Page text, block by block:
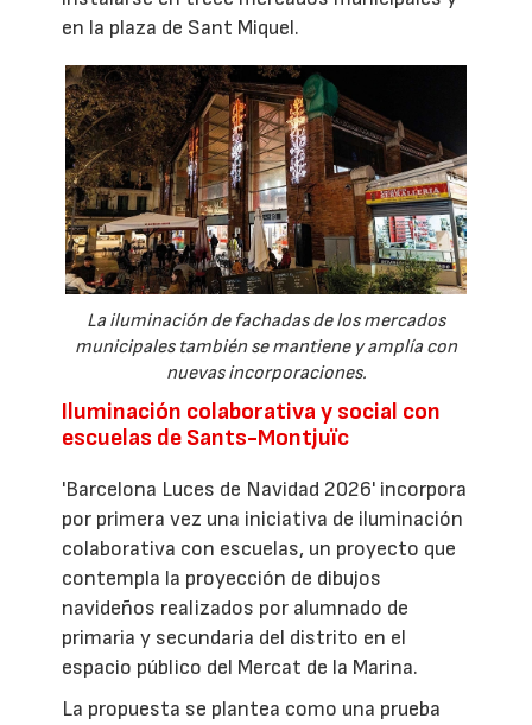
en la plaza de Sant Miquel.
La iluminación de fachadas de los mercados
municipales también se mantiene y amplía con
nuevas incorporaciones.
Iluminación colaborativa y social con
escuelas de Sants-Montjuïc
'Barcelona Luces de Navidad 2026' incorpora
por primera vez una iniciativa de iluminación
colaborativa con escuelas, un proyecto que
contempla la proyección de dibujos
navideños realizados por alumnado de
primaria y secundaria del distrito en el
espacio público del Mercat de la Marina.
La propuesta se plantea como una prueba